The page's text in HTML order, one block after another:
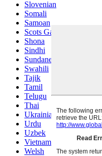
Slovenian
Somali
Samoan
Scots Gaelic
Shona
Sindhi
Sundanese
Swahili
Tajik
Tamil
Telugu
Thai
Ukrainian
Urdu
Uzbek
Vietnamese
Welsh